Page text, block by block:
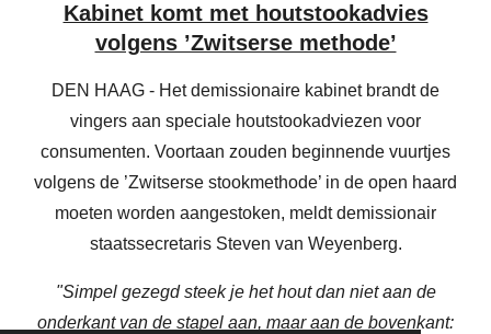
Kabinet komt met houtstookadvies
volgens ’Zwitserse methode’
DEN HAAG - Het demissionaire kabinet brandt de
vingers aan speciale houtstookadviezen voor
consumenten. Voortaan zouden beginnende vuurtjes
volgens de ’Zwitserse stookmethode’ in de open haard
moeten worden aangestoken, meldt demissionair
staatssecretaris Steven van Weyenberg.
"Simpel gezegd steek je het hout dan niet aan de
onderkant van de stapel aan, maar aan de bovenkant: